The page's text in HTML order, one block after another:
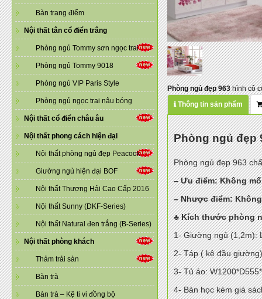
Bàn trang điểm
Nội thất tân cổ điển trắng
Phòng ngủ Tommy sơn ngọc trai
Phòng ngủ Tommy 9018
Phòng ngủ VIP Paris Style
Phòng ngủ ngọc trai nâu bóng
Nội thất cổ điển châu âu
Nội thất phong cách hiện đại
Nội thất phòng ngủ đẹp Peacook
Giường ngủ hiện đại BOF
Nội thất Thượng Hải Cao Cấp 2016
Nội thất Sunny (DKF-Series)
Nội thất Natural đen trắng (B-Series)
Nội thất phòng khách
Thảm trải sàn
Bàn trà
Bàn trà – Kệ ti vi đồng bộ
Phòng ngủ đẹp 963hình cô
Thông tin sản phẩm
Phòng ngủ đẹp
Phòng ngủ đẹp 963
– Ưu điểm: Không
– Nhược điểm:
♣ Kích thước phòng
1- Giường ngủ (1,2m):
2- Táp ( kệ đầu
3- Tủ áo:
4- Bàn học kèm giá